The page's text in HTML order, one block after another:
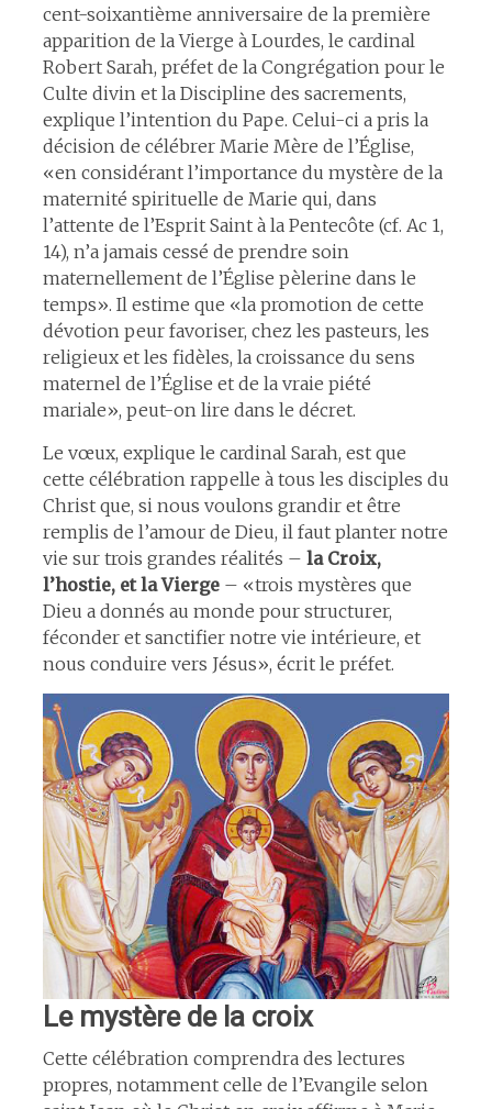
cent-soixantième anniversaire de la première
apparition de la Vierge à Lourdes, le cardinal
Robert Sarah, préfet de la Congrégation pour le
Culte divin et la Discipline des sacrements,
explique l’intention du Pape. Celui-ci a pris la
décision de célébrer Marie Mère de l’Église,
«en considérant l’importance du mystère de la
maternité spirituelle de Marie qui, dans
l’attente de l’Esprit Saint à la Pentecôte (cf. Ac 1,
14), n’a jamais cessé de prendre soin
maternellement de l’Église pèlerine dans le
temps». Il estime que «la promotion de cette
dévotion peur favoriser, chez les pasteurs, les
religieux et les fidèles, la croissance du sens
maternel de l’Église et de la vraie piété
mariale», peut-on lire dans le décret.
Le vœux, explique le cardinal Sarah, est que
cette célébration rappelle à tous les disciples du
Christ que, si nous voulons grandir et être
remplis de l’amour de Dieu, il faut planter notre
vie sur trois grandes réalités – la Croix,
l’hostie, et la Vierge– «trois mystères que
Dieu a donnés au monde pour structurer,
féconder et sanctifier notre vie intérieure, et
nous conduire vers Jésus», écrit le préfet.
Le mystère de la croix
Cette célébration comprendra des lectures
propres, notamment celle de l’Evangile selon